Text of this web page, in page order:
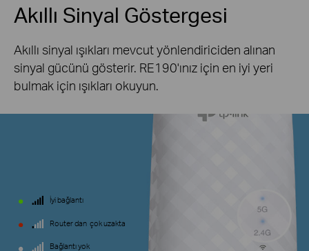
Akıllı Sinyal Göstergesi
Akıllı sinyal ışıkları mevcut yönlendiriciden alınan
sinyal gücünü gösterir. RE190'ınız için en iyi yeri
bulmak için ışıkları okuyun.
İyi bağlantı
Router dan çok uzakta
Bağlantı yok